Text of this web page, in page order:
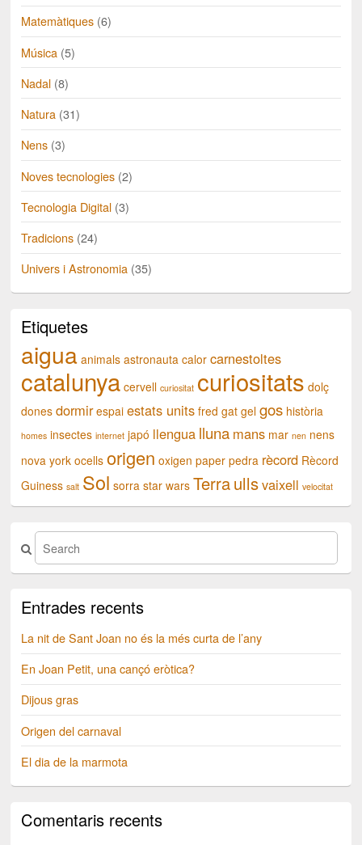
Matemàtiques (6)
Música (5)
Nadal (8)
Natura (31)
Nens (3)
Noves tecnologies (2)
Tecnologia Digital (3)
Tradicions (24)
Univers i Astronomia (35)
Etiquetes
aigua animals astronauta calor carnestoltes
catalunya cervell curiositat curiositats dolç
dones dormir espai estats units fred gat gel gos història
homes insectes internet japó llengua lluna mans mar nen nens
nova york ocells origen oxigen paper pedra rècord Rècord
Guiness salt Sol sorra star wars Terraullsvaixell velocitat
Entrades recents
La nit de Sant Joan no és la més curta de l’any
En Joan Petit, una cançó eròtica?
Dijous gras
Origen del carnaval
El dia de la marmota
Comentaris recents